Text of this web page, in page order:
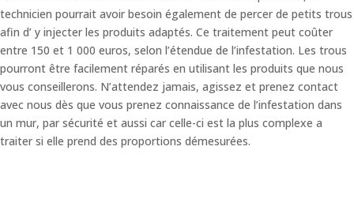
technicien pourrait avoir besoin également de percer de petits trous
afin d’ y injecter les produits adaptés. Ce traitement peut coûter
entre 150 et 1 000 euros, selon l’étendue de l’infestation. Les trous
pourront être facilement réparés en utilisant les produits que nous
vous conseillerons. N’attendez jamais, agissez et prenez contact
avec nous dès que vous prenez connaissance de l’infestation dans
un mur, par sécurité et aussi car celle-ci est la plus complexe a
traiter si elle prend des proportions démesurées.